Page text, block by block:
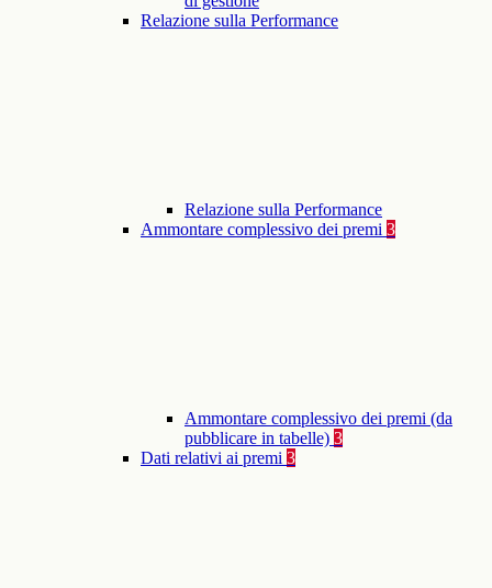
Relazione sulla Performance
Relazione sulla Performance
Ammontare complessivo dei premi 3
Ammontare complessivo dei premi (da
pubblicare in tabelle) 3
Dati relativi ai premi 3